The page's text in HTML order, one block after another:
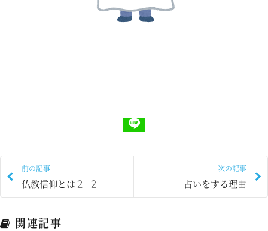
前の記事
仏教信仰とは２−２
次の記事
占いをする理由
関連記事